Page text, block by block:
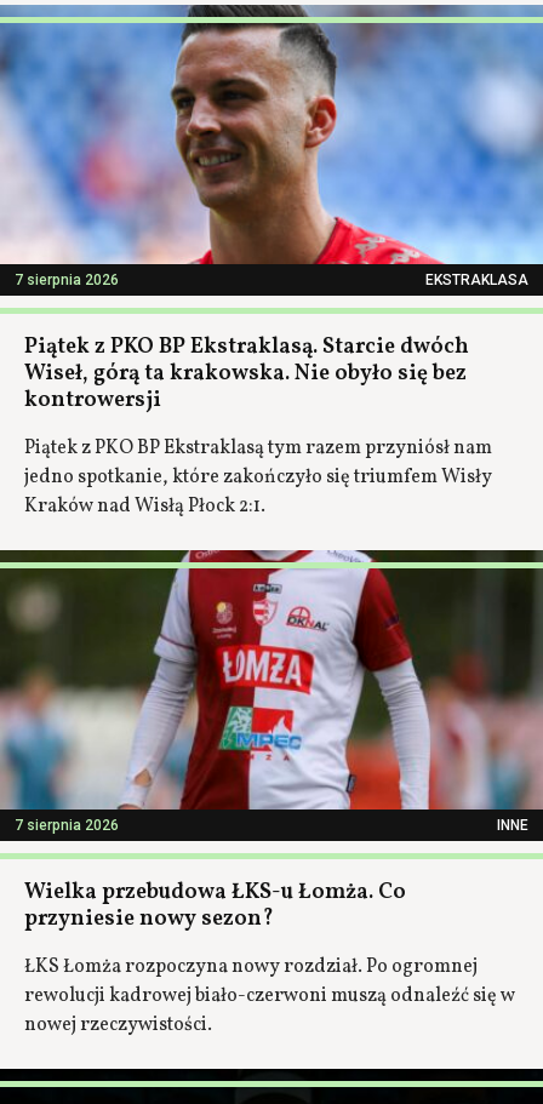
7 sierpnia 2026 EKSTRAKLASA
Piątek z PKO BP Ekstraklasą. Starcie dwóch
Wiseł, górą ta krakowska. Nie obyło się bez
kontrowersji
Piątek z PKO BP Ekstraklasą tym razem przyniósł nam
jedno spotkanie, które zakończyło się triumfem Wisły
Kraków nad Wisłą Płock 2:1.
7 sierpnia 2026 INNE
Wielka przebudowa ŁKS-u Łomża. Co
przyniesie nowy sezon?
ŁKS Łomża rozpoczyna nowy rozdział. Po ogromnej
rewolucji kadrowej biało-czerwoni muszą odnaleźć się w
nowej rzeczywistości.